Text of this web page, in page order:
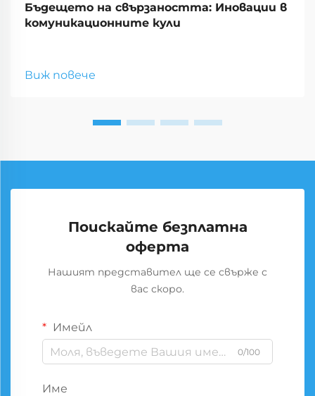
Бъдещето на свързаността: Иновации в
комуникационните кули
Виж повече
Поискайте безплатна
оферта
Нашият представител ще се свърже с
вас скоро.
Имейл
0/100
Име